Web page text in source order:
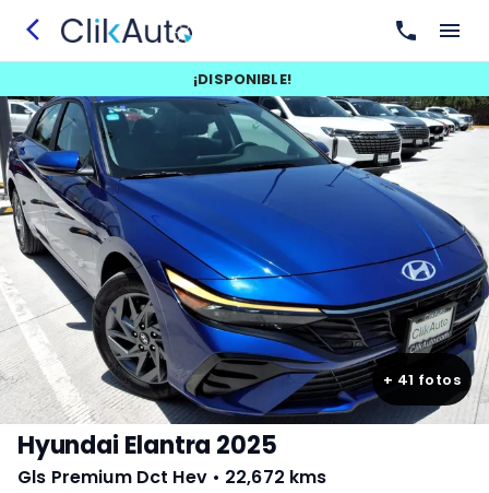
¡DISPONIBLE!
+ 41 fotos
Hyundai Elantra 2025
Gls Premium Dct Hev • 22,672 kms